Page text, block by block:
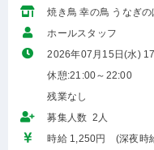
焼き鳥 幸の鳥 うなぎの
ホールスタッフ
2026年07月15日(水)
休憩:21:00～22:00
残業なし
募集人数 2人
時給 1,250円 (深夜時